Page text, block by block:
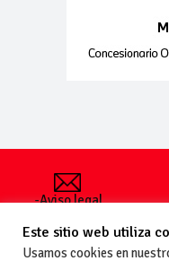
-Aviso legal
generales
de uso
Este sitio web utiliza
Usamos cookies en